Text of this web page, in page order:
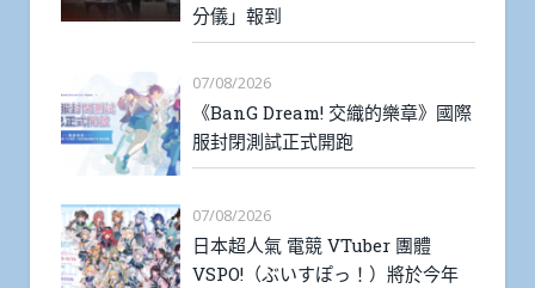
分儀」報到
07/08/2026
《BanG Dream! 交織的樂章》國際
服封閉測試正式開跑
07/08/2026
日本超人氣 電競 VTuber 團體
VSPO!（ぶいすぽっ！）將於今年